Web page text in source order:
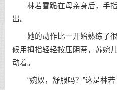
林若雪跪在母亲身后，手指
出。
她的动作比一开始熟练了很
候用拇指轻轻按压阴蒂，苏婉
动着。
“婉奴，舒服吗？”这是林若